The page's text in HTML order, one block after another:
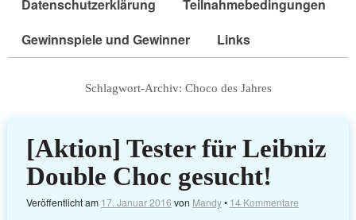
Datenschutzerklärung
Teilnahmebedingungen
Gewinnspiele und Gewinner
Links
Schlagwort-Archiv: Choco des Jahres
[Aktion] Tester für Leibniz
Double Choc gesucht!
Veröffentlicht am 17. Januar 2016 von Mandy• 14 Kommentare